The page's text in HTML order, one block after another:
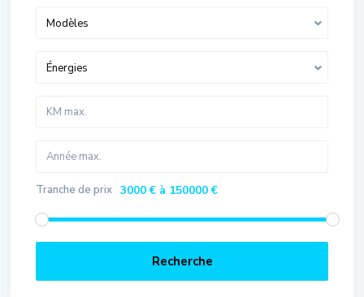
Modèles
Énergies
Tranche de prix 3000 € à 150000 €
Recherche